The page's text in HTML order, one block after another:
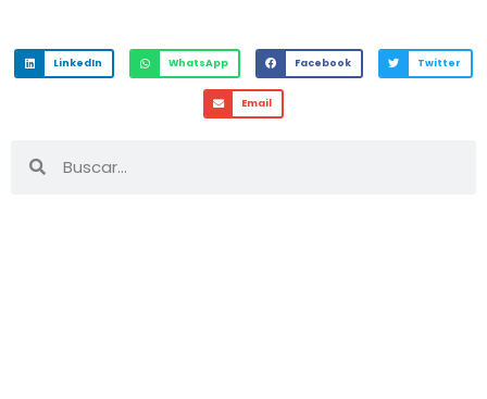
LinkedIn WhatsApp Facebook Twitter
Email